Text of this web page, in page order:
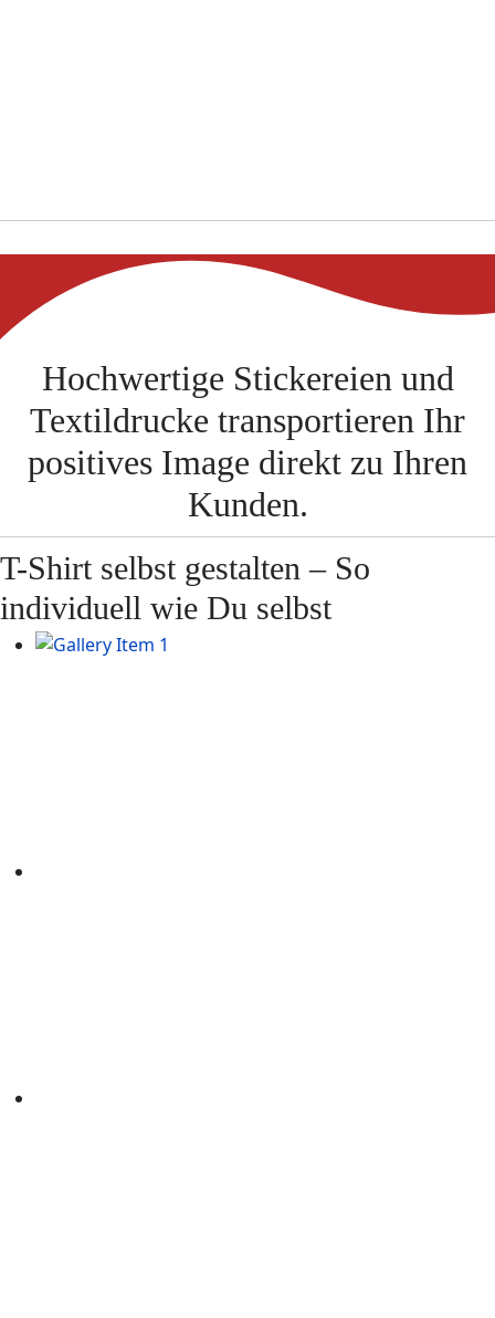
Hochwertige Stickereien und
Textildrucke transportieren Ihr
positives Image direkt zu Ihren
Kunden.
T-Shirt selbst gestalten – So
individuell wie Du selbst